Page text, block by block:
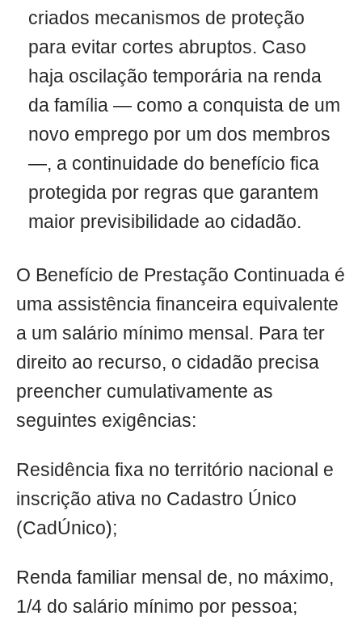
criados mecanismos de proteção
para evitar cortes abruptos. Caso
haja oscilação temporária na renda
da família — como a conquista de um
novo emprego por um dos membros
—, a continuidade do benefício fica
protegida por regras que garantem
maior previsibilidade ao cidadão.
O Benefício de Prestação Continuada é
uma assistência financeira equivalente
a um salário mínimo mensal. Para ter
direito ao recurso, o cidadão precisa
preencher cumulativamente as
seguintes exigências:
Residência fixa no território nacional e
inscrição ativa no Cadastro Único
(CadÚnico);
Renda familiar mensal de, no máximo,
1/4 do salário mínimo por pessoa;